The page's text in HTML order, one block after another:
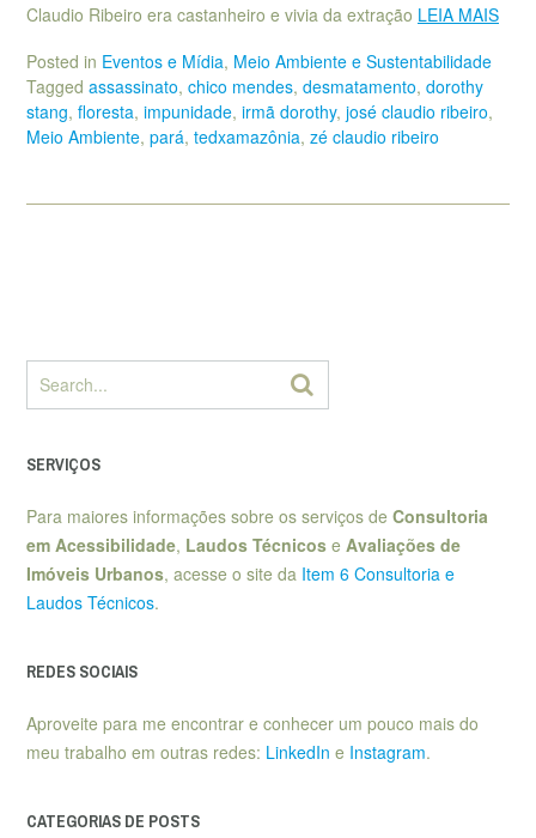
Claudio Ribeiro era castanheiro e vivia da extração LEIA MAIS
Posted in Eventos e Mídia, Meio Ambiente e Sustentabilidade
Tagged assassinato, chico mendes, desmatamento, dorothy
stang, floresta, impunidade, irmã dorothy, josé claudio ribeiro,
Meio Ambiente, pará, tedxamazônia, zé claudio ribeiro
SERVIÇOS
Para maiores informações sobre os serviços de Consultoria
em Acessibilidade, Laudos Técnicos e Avaliações de
Imóveis Urbanos, acesse o site da Item 6 Consultoria e
Laudos Técnicos.
REDES SOCIAIS
Aproveite para me encontrar e conhecer um pouco mais do
meu trabalho em outras redes: LinkedIn e Instagram.
CATEGORIAS DE POSTS